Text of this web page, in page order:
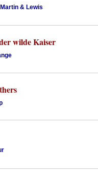
& Lewis
wilde Kaiser